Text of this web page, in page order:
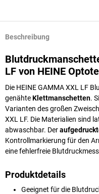
Beschreibung
LF von HEINE
Die HEINE GAMMA XXL LF
genähteKlettmanschetten.
Varianten des großen
XXL LF. Die Materialien sind
abwaschbar. Der
Kontrollmarkierung für den
eine fehlerfreie
Produktdetails
Geeignet für die